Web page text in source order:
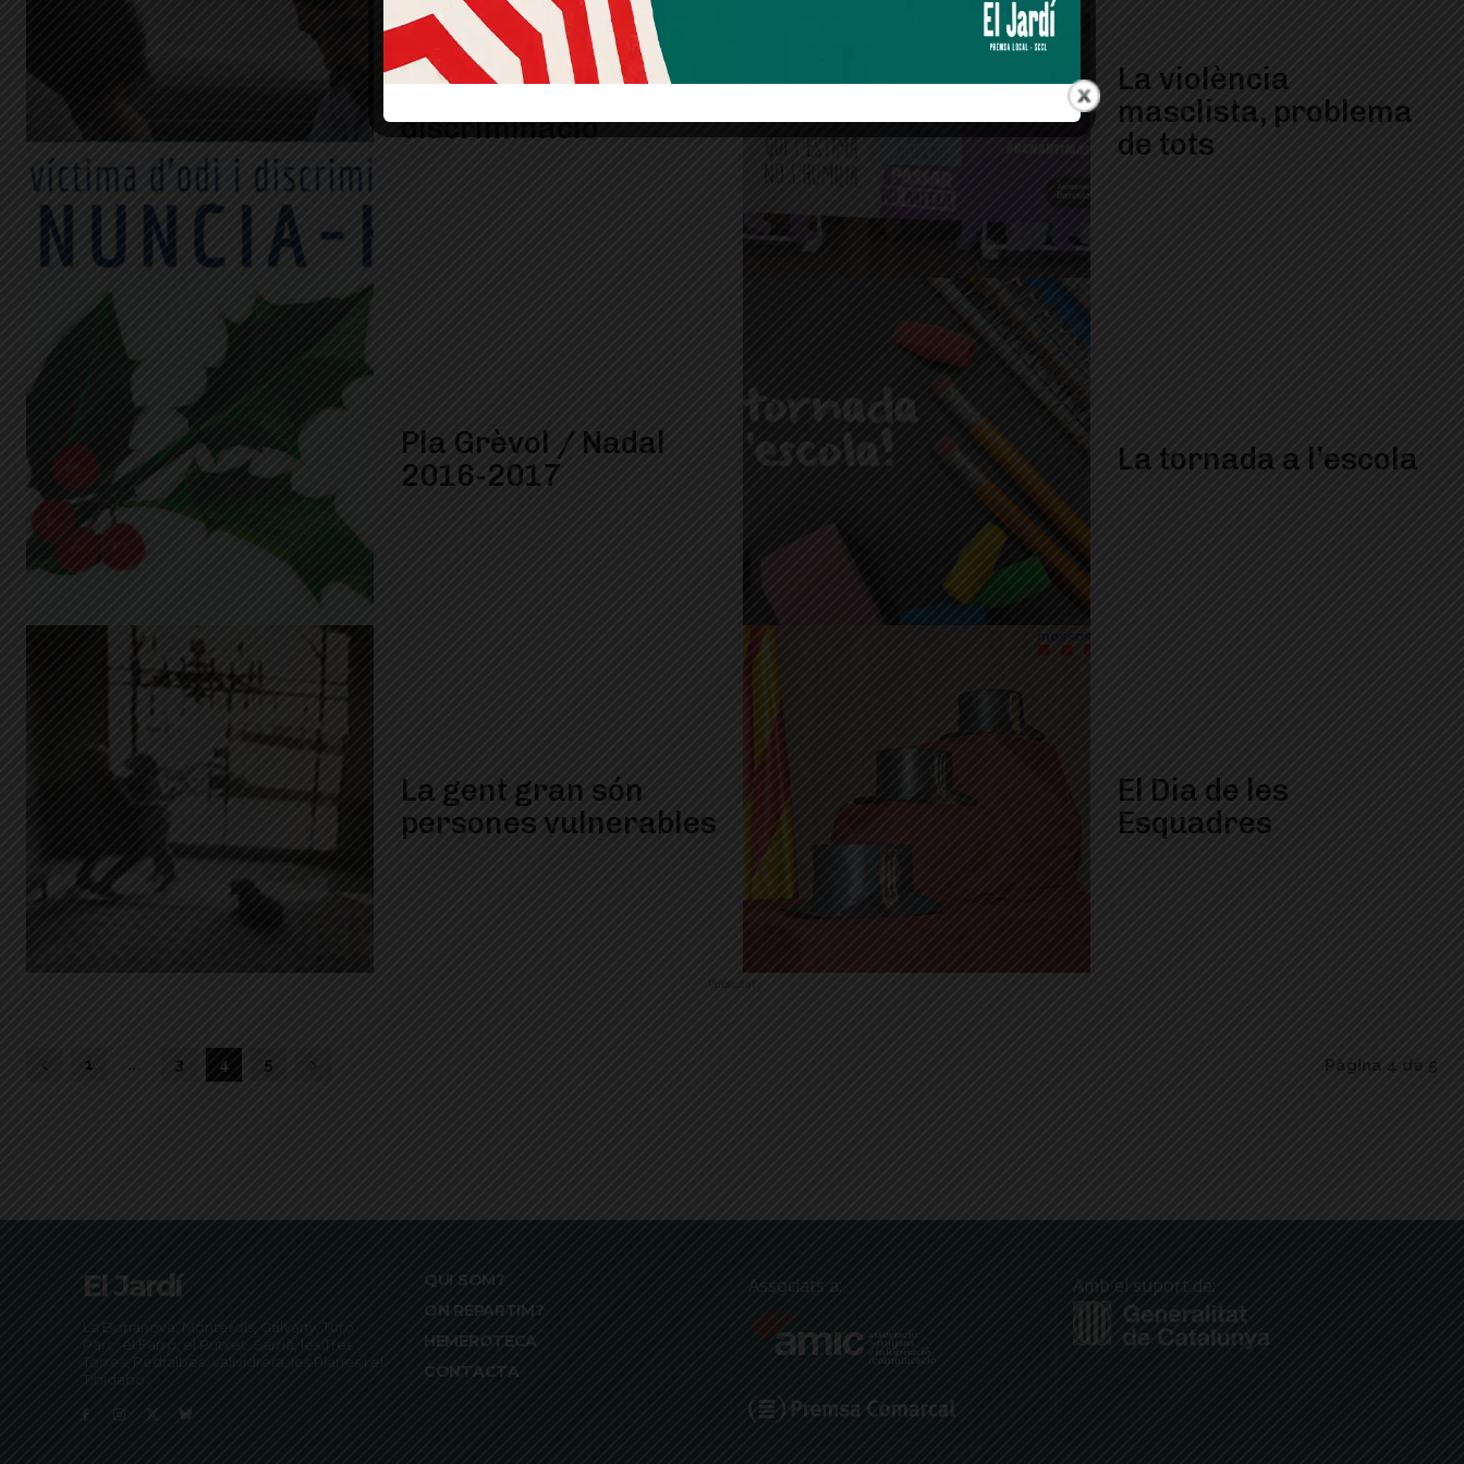
Els delictes d’odi i
discriminació
La violència
masclista, problema
de tots
Pla Grèvol / Nadal
2016-2017
La tornada a l’escola
La gent gran són
persones vulnerables
El Dia de les
Esquadres
Publicitat
1 ... 3 4 5 Pàgina 4 de 5
El Jardí
La Bonanova, Monterols, Galvany, Turó
Parc, el Farró, el Putxet, Sarrià, les Tres
Torres, Pedralbes, Vallvidrera, les Planes i el
Tibidabo
QUI SOM?
ON REPARTIM?
HEMEROTECA
CONTACTA
Associats a: Amb el suport de: